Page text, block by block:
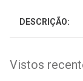
DESCRIÇÃO:
Vistos